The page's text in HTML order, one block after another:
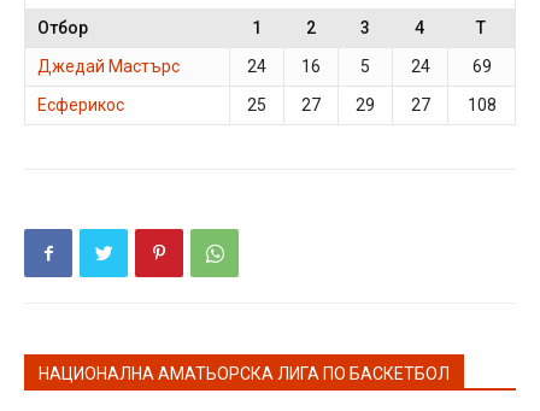
Отбор 1 2 3 4
T
Джедай Мастърс
24 16 5 24
69
Есферикос
25 27 29 27 108
НАЦИОНАЛНА АМАТЬОРСКА ЛИГА ПО БАСКЕТБОЛ